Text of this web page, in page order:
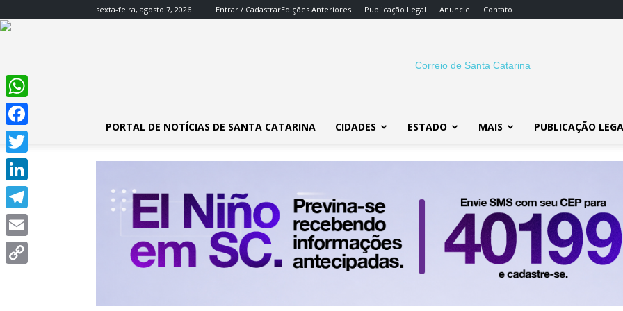
sexta-feira, agosto 7, 2026 Entrar / CadastrarEdições Anteriores Publicação Legal Anuncie Contato
SC
PORTAL DE NOTÍCIAS DE SANTA CATARINA CIDADES ESTADO MAIS PUBLICAÇÃO
WhatsApp
Facebook
Twitter
LinkedIn
Telegram
Email